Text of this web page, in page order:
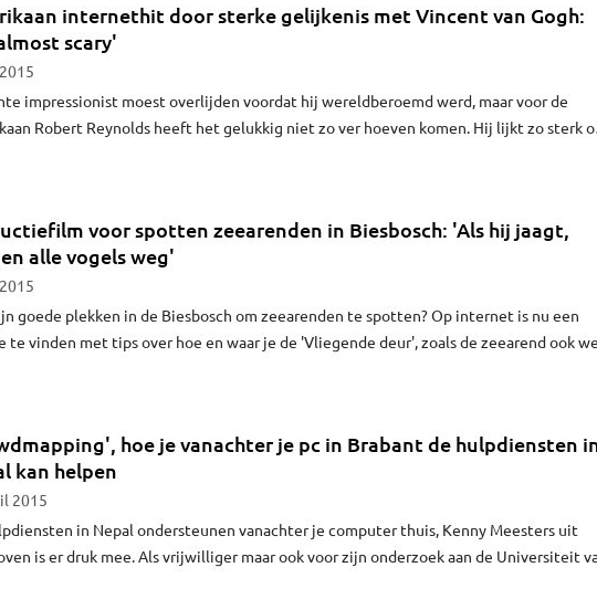
internethit door sterke gelijkenis met Vincent van Gogh:
scary'
impressionist moest overlijden voordat hij wereldberoemd werd, maar voor de
Robert Reynolds heeft het gelukkig niet zo ver hoeven komen. Hij lijkt zo sterk
voor spotten zeearenden in Biesbosch: 'Als hij jaagt,
alle vogels weg'
goede plekken in de Biesbosch om zeearenden te spotten? Op internet is nu een
te vinden met tips over hoe en waar je de 'Vliegende deur', zoals de zeearend ook
hoe je vanachter je pc in Brabant de hulpdiensten
kan helpen
2015
in Nepal ondersteunen vanachter je computer thuis, Kenny Meesters uit
is er druk mee. Als vrijwilliger maar ook voor zijn onderzoek aan de Universiteit